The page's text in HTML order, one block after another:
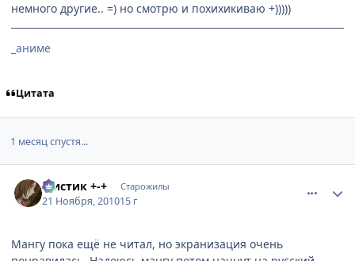
немного другие.. =) но смотрю и похихикиваю +)))))
_аниме
Цитата
1 месяц спустя...
Мистик +-+ Старожилы
21 Ноября, 201015 г
Мангу пока ещё не читал, но экранизация очень